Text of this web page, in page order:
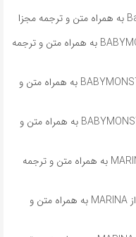
آهنگ انگلیسی HOT SAUCE از BABYMONSTER به همراه متن و ترجمه
آهنگ انگلیسی SUPA DUPA LUV از BABYMONSTER به همراه متن و
آهنگ انگلیسی کره‌ای WE GO UP از BABYMONSTER به همراه متن و
آهنگ انگلیسی ROLLERCOASTER از MARINA به همراه متن و ترجمه
آهنگ انگلیسی PRINCESS OF POWER از MARINA به همراه متن و